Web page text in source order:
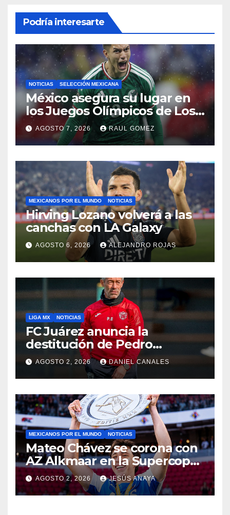
Podría interesarte
NOTICIAS SELECCIÓN MEXICANA
México asegura su lugar en
los Juegos Olímpicos de Los
Ángeles 2028
AGOSTO 7, 2026 RAUL GOMEZ
MEXICANOS POR EL MUNDO NOTICIAS
Hirving Lozano volverá a las
canchas con LA Galaxy
AGOSTO 6, 2026 ALEJANDRO ROJAS
LIGA MX NOTICIAS
FC Juárez anuncia la
destitución de Pedro
Caixinha
AGOSTO 2, 2026 DANIEL CANALES
MEXICANOS POR EL MUNDO NOTICIAS
Mateo Chávez se corona con
AZ Alkmaar en la Supercopa
de Países Bajos
AGOSTO 2, 2026 JESÚS ANAYA